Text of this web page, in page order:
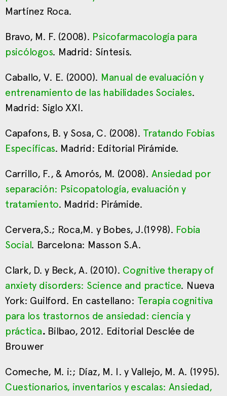
Martínez Roca.
Bravo, M. F. (2008). Psicofarmacología para
psicólogos. Madrid: Síntesis.
Caballo, V. E. (2000). Manual de evaluación y
entrenamiento de las habilidades Sociales.
Madrid: Siglo XXI.
Capafons, B. y Sosa, C. (2008). Tratando Fobias
Específicas. Madrid: Editorial Pirámide.
Carrillo, F., & Amorós, M. (2008). Ansiedad por
separación: Psicopatología, evaluación y
tratamiento. Madrid: Pirámide.
Cervera,S.; Roca,M. y Bobes, J.(1998). Fobia
Social. Barcelona: Masson S.A.
Clark, D. y Beck, A. (2010). Cognitive therapy of
anxiety disorders: Science and practice. Nueva
York: Guilford. En castellano: Terapia cognitiva
para los trastornos de ansiedad: ciencia y
práctica. Bilbao, 2012. Editorial Desclée de
Brouwer
Comeche, M. i:; Díaz, M. I. y Vallejo, M. A. (1995).
Cuestionarios, inventarios y escalas: Ansiedad,